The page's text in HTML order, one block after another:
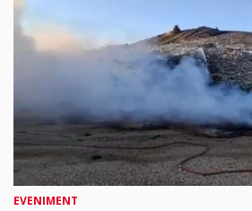
EVENIMENT